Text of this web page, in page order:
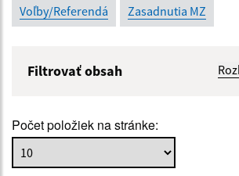
Voľby/Referendá Zasadnutia MZ
Filtrovať obsah
Popis:
Počet položiek na stránke: